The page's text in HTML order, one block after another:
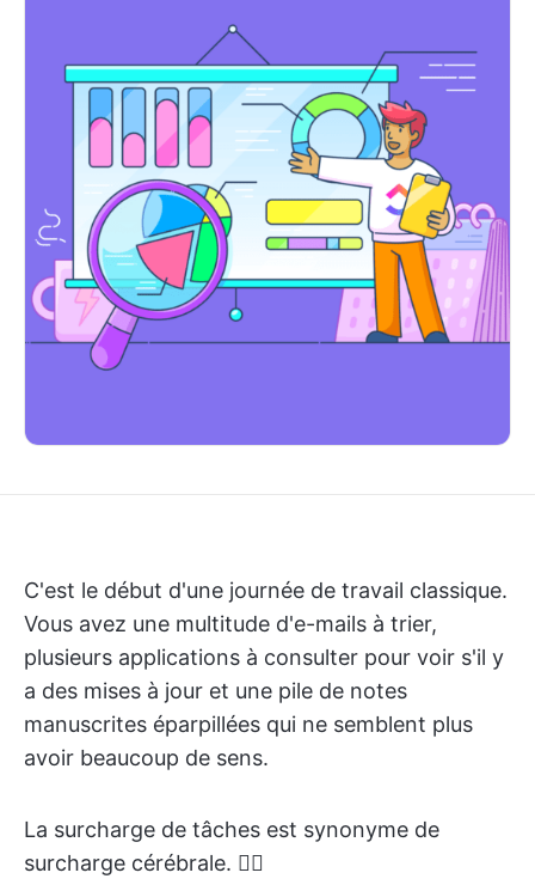
C'est le début d'une journée de travail classique.
Vous avez une multitude d'e-mails à trier,
plusieurs applications à consulter pour voir s'il y
a des mises à jour et une pile de notes
manuscrites éparpillées qui ne semblent plus
avoir beaucoup de sens.
La surcharge de tâches est synonyme de
surcharge cérébrale. 😶‍🌫️